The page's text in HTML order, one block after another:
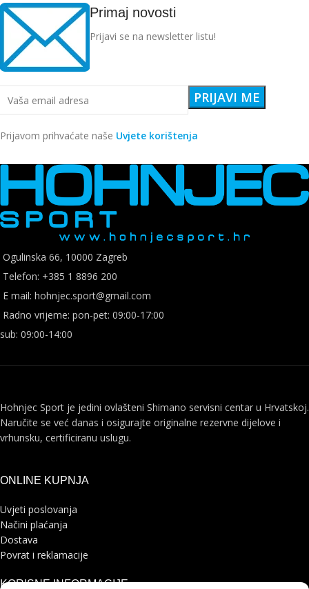
Primaj novosti
Prijavi se na newsletter listu!
Prijavom prihvaćate naše Uvjete korištenja
Ogulinska 66, 10000 Zagreb
Telefon: +385 1 8896 200
E mail: hohnjec.sport@gmail.com
Radno vrijeme: pon-pet: 09:00-17:00
sub: 09:00-14:00
Hohnjec Sport je jedini ovlašteni Shimano servisni centar u Hrvatskoj.
Naručite se već danas i osigurajte originalne rezervne dijelove i
vrhunsku, certificiranu uslugu.
ONLINE KUPNJA
Uvjeti poslovanja
Načini plaćanja
Dostava
Povrat i reklamacije
KORISNE INFORMACIJE